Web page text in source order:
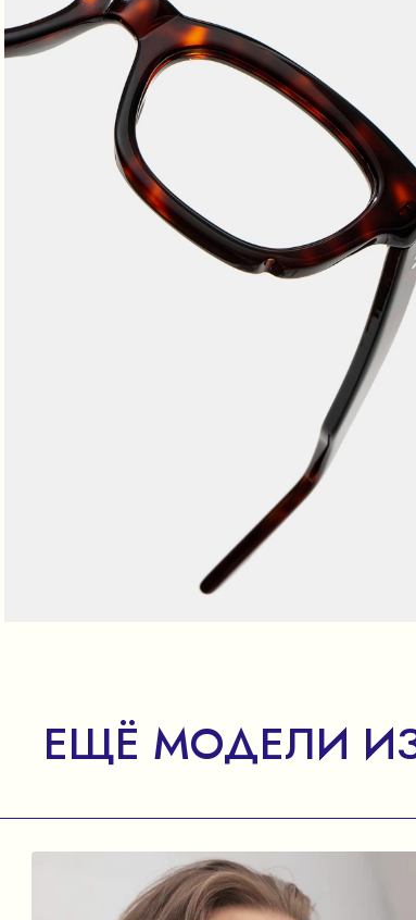
ЕЩЁ МОДЕЛИ